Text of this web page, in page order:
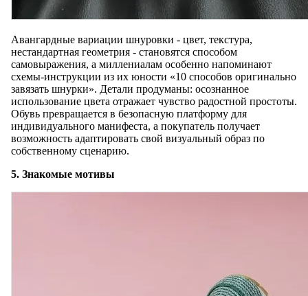
Авангардные вариации шнуровки - цвет, текстура,
нестандартная геометрия - становятся способом
самовыражения, а миллениалам особенно напоминают
схемы-инструкции из их юности «10 способов оригинально
завязать шнурки». Детали продуманы: осознанное
использование цвета отражает чувство радостной простоты.
Обувь превращается в безопасную платформу для
индивидуального манифеста, а покупатель получает
возможность адаптировать свой визуальный образ по
собственному сценарию.
5. Знакомые мотивы